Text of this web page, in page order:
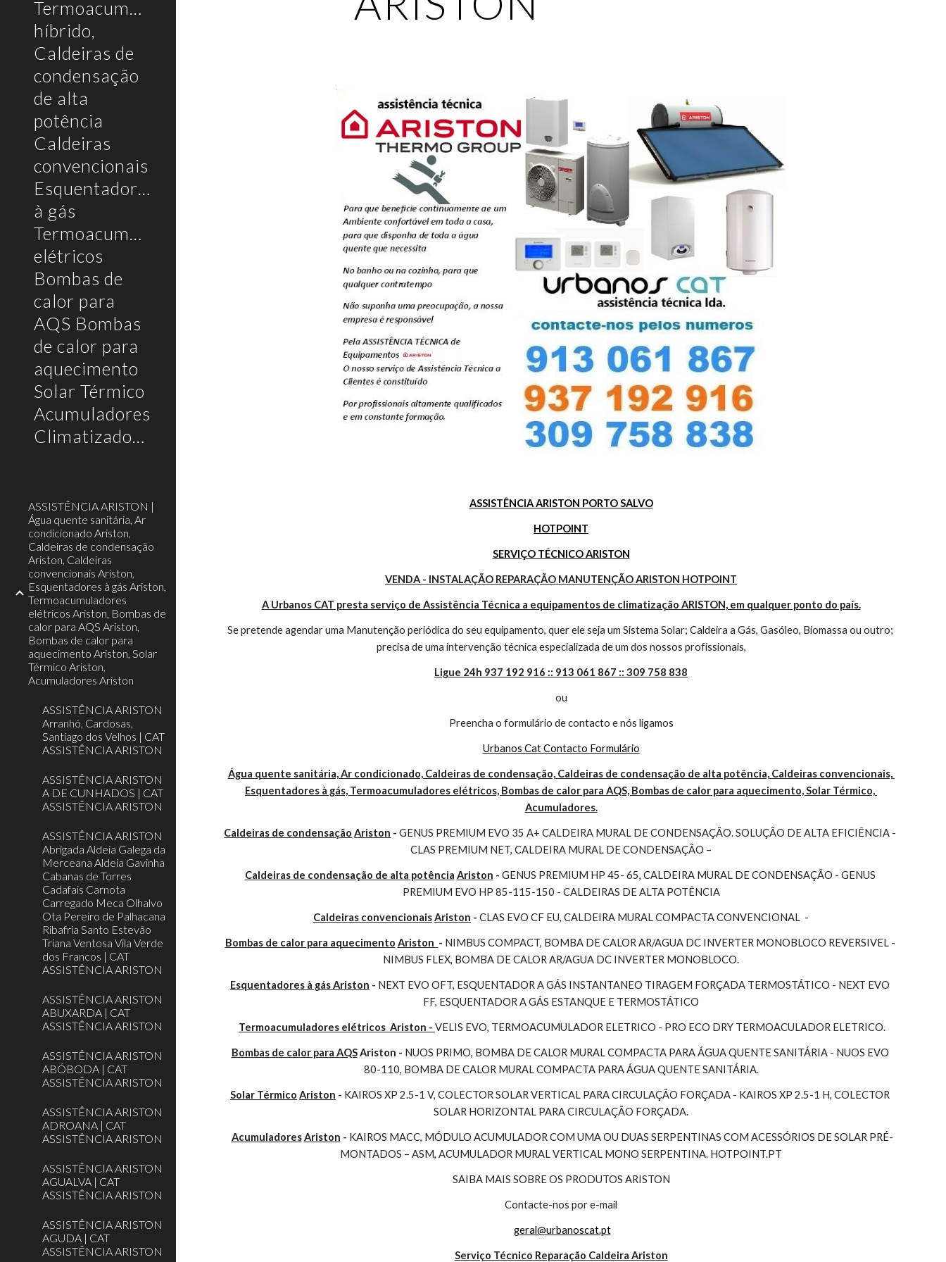
Termoacumulador
híbrido,
Caldeiras de
condensação
de alta
potência
Caldeiras
convencionais
Esquentadores
à gás
Termoacumuladores
elétricos
Bombas de
calor para
AQS Bombas
de calor para
aquecimento
Solar Térmico
Acumuladores
Climatizadores
ASSISTÊNCIA ARISTON |
Água quente sanitária, Ar
condicionado Ariston,
Caldeiras de condensação
Ariston, Caldeiras
convencionais Ariston,
Esquentadores à gás Ariston,
Termoacumuladores
elétricos Ariston, Bombas de
calor para AQS Ariston,
Bombas de calor para
aquecimento Ariston, Solar
Térmico Ariston,
Acumuladores Ariston
ASSISTÊNCIA ARISTON
Arranhó, Cardosas,
Santiago dos Velhos | CAT
ASSISTÊNCIA ARISTON
ASSISTÊNCIA ARISTON
A DE CUNHADOS | CAT
ASSISTÊNCIA ARISTON
ASSISTÊNCIA ARISTON
Abrigada Aldeia Galega da
Merceana Aldeia Gavinha
Cabanas de Torres
Cadafais Carnota
Carregado Meca Olhalvo
Ota Pereiro de Palhacana
Ribafria Santo Estevão
Triana Ventosa Vila Verde
dos Francos | CAT
ASSISTÊNCIA ARISTON
ASSISTÊNCIA ARISTON
ABUXARDA | CAT
ASSISTÊNCIA ARISTON
ASSISTÊNCIA ARISTON
ABÓBODA | CAT
ASSISTÊNCIA ARISTON
ASSISTÊNCIA ARISTON
ADROANA | CAT
ASSISTÊNCIA ARISTON
ASSISTÊNCIA ARISTON
AGUALVA | CAT
ASSISTÊNCIA ARISTON
ASSISTÊNCIA ARISTON
AGUDA | CAT
ASSISTÊNCIA ARISTON
ASSISTÊNCIA ARISTON PORTO SALVO
HOTPOINT
SERVIÇO TÉCNICO ARISTON
VENDA - INSTALAÇÃO REPARAÇÃO MANUTENÇÃO ARISTON HOTPOINT
A Urbanos CAT presta serviço de Assistência Técnica a equipamentos de climatização ARISTON, em qualquer ponto do país.
Se pretende agendar uma Manutenção periódica do seu equipamento, quer ele seja um Sistema Solar; Caldeira a Gás, Gasóleo, Biomassa ou outro;
precisa de uma intervenção técnica especializada de um dos nossos profissionais,
Ligue 24h 937 192 916 :: 913 061 867 :: 309 758 838
ou
Preencha o formulário de contacto e nós ligamos
Urbanos Cat Contacto Formulário
Água quente sanitária, Ar condicionado, Caldeiras de condensação, Caldeiras de condensação de alta potência, Caldeiras convencionais,
Esquentadores à gás, Termoacumuladores elétricos, Bombas de calor para AQS, Bombas de calor para aquecimento, Solar Térmico,
Acumuladores.
Caldeiras de condensação Ariston - GENUS PREMIUM EVO 35 A+ CALDEIRA MURAL DE CONDENSAÇÃO. SOLUÇÃO DE ALTA EFICIÊNCIA -
CLAS PREMIUM NET, CALDEIRA MURAL DE CONDENSAÇÃO –
Caldeiras de condensação de alta potência Ariston - GENUS PREMIUM HP 45- 65, CALDEIRA MURAL DE CONDENSAÇÃO - GENUS
PREMIUM EVO HP 85-115-150 - CALDEIRAS DE ALTA POTÊNCIA
Caldeiras convencionaisAriston - CLAS EVO CF EU, CALDEIRA MURAL COMPACTA CONVENCIONAL  -
Bombas de calor para aquecimento Ariston - NIMBUS COMPACT, BOMBA DE CALOR AR/AGUA DC INVERTER MONOBLOCO REVERSIVEL -
NIMBUS FLEX, BOMBA DE CALOR AR/AGUA DC INVERTER MONOBLOCO.
Esquentadores à gás Ariston - NEXT EVO OFT, ESQUENTADOR A GÁS INSTANTANEO TIRAGEM FORÇADA TERMOSTÁTICO - NEXT EVO
FF, ESQUENTADOR A GÁS ESTANQUE E TERMOSTÁTICO
Termoacumuladores elétricos  Ariston - VELIS EVO, TERMOACUMULADOR ELETRICO - PRO ECO DRY TERMOACULADOR ELETRICO.
Bombas de calor para AQS Ariston - NUOS PRIMO, BOMBA DE CALOR MURAL COMPACTA PARA ÁGUA QUENTE SANITÁRIA - NUOS EVO
80-110, BOMBA DE CALOR MURAL COMPACTA PARA ÁGUA QUENTE SANITÁRIA.
Solar Térmico Ariston - KAIROS XP 2.5-1 V, COLECTOR SOLAR VERTICAL PARA CIRCULAÇÃO FORÇADA - KAIROS XP 2.5-1 H, COLECTOR
SOLAR HORIZONTAL PARA CIRCULAÇÃO FORÇADA.
Acumuladores Ariston - KAIROS MACC, MÓDULO ACUMULADOR COM UMA OU DUAS SERPENTINAS COM ACESSÓRIOS DE SOLAR PRÉ-
MONTADOS – ASM, ACUMULADOR MURAL VERTICAL MONO SERPENTINA. HOTPOINT.PT
SAIBA MAIS SOBRE OS PRODUTOS ARISTON
Contacte-nos por e-mail
geral@urbanoscat.pt
Serviço Técnico Reparação Caldeira Ariston